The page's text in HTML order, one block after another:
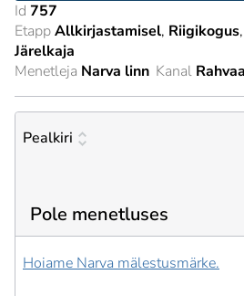
Id 757
EtappAllkirjastamisel Riigikogus
Järelkaja
Menetleja Narva linn Kanal
Pealkiri
Pole menetluses
Hoiame Narva mälestusmärke.